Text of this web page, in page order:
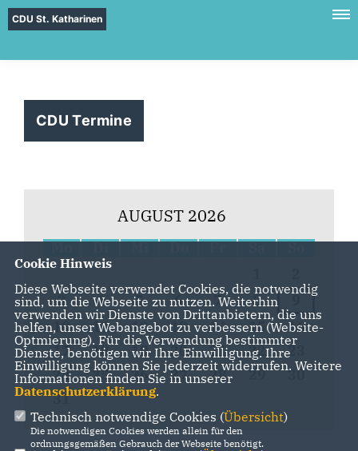
CDU St. Katharinen
CDU Termine
AUGUST 2026
Mo Di Mi Do Fr Sa
So
3
4 5 6 7 8
10
11 12 13 14 15
16
17
18 19 20 21 22
23
24
25 26 27 28 29
30
31
Cookie Hinweis
Diese Webseite verwendet Cookies, die notwendig
sind, um die Webseite zu nutzen. Weiterhin
verwenden wir Dienste von Drittanbietern, die uns
helfen, unser Webangebot zu verbessern (Website-
Optmierung). Für die Verwendung bestimmter
Dienste, benötigen wir Ihre Einwilligung. Ihre
Einwilligung können Sie jederzeit widerrufen. Weitere
Informationen finden Sie in unserer
Datenschutzerklärung.
Technisch notwendige Cookies (Übersicht)
Die notwendigen Cookies werden allein für den
ordnungsgemäßen Gebrauch der Webseite benötigt.